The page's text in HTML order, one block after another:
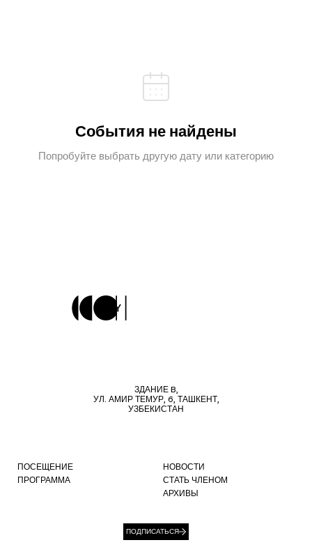
События не найдены
Попробуйте выбрать другую дату или категорию
ЗДАНИЕ B,
УЛ. АМИР ТЕМУР, 6, ТАШКЕНТ,
УЗБЕКИСТАН
ПОСЕЩЕНИЕ
ПРОГРАММА
НОВОСТИ
СТАТЬ ЧЛЕНОМ
АРХИВЫ
ПОДПИСАТЬСЯ